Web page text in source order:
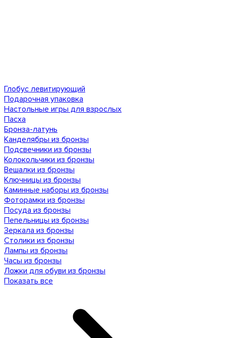
Глобус левитирующий
Подарочная упаковка
Настольные игры для взрослых
Пасха
Бронза-латунь
Канделябры из бронзы
Подсвечники из бронзы
Колокольчики из бронзы
Вешалки из бронзы
Ключницы из бронзы
Каминные наборы из бронзы
Фоторамки из бронзы
Посуда из бронзы
Пепельницы из бронзы
Зеркала из бронзы
Столики из бронзы
Лампы из бронзы
Часы из бронзы
Ложки для обуви из бронзы
Показать все